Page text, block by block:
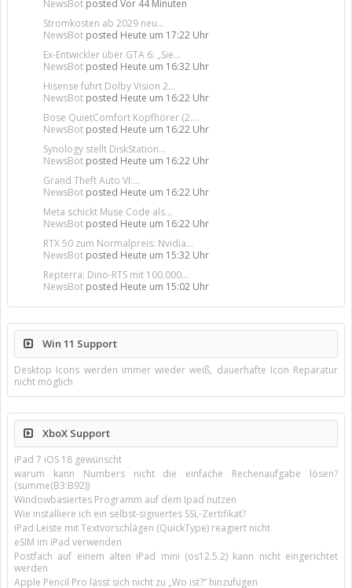
NewsBot posted Vor 44 Minuten
Stromkosten ab 2029 neu...
NewsBot posted Heute um 17:22 Uhr
Ex-Entwickler über GTA 6: „Sie...
NewsBot posted Heute um 16:32 Uhr
Hisense führt Dolby Vision 2...
NewsBot posted Heute um 16:22 Uhr
Bose QuietComfort Kopfhörer (2....
NewsBot posted Heute um 16:22 Uhr
Synology stellt DiskStation...
NewsBot posted Heute um 16:22 Uhr
Grand Theft Auto VI:...
NewsBot posted Heute um 16:22 Uhr
Meta schickt Muse Code als...
NewsBot posted Heute um 16:22 Uhr
RTX 50 zum Normalpreis: Nvidia...
NewsBot posted Heute um 15:32 Uhr
Repterra: Dino-RTS mit 100.000...
NewsBot posted Heute um 15:02 Uhr
Win 11 Support
Desktop Icons werden immer wieder weiß, dauerhafte Icon Reparatur
nicht möglich
XboX Support
iPad 7 iOS 18 gewünscht
warum kann Numbers nicht die einfache Rechenaufgabe lösen?
(summe(B3:B92))
Windowbasiertes Programm auf dem Ipad nutzen
Wie installiere ich ein selbst-signiertes SSL-Zertifikat?
iPad Leiste mit Textvorschlägen (QuickType) reagiert nicht
eSIM im iPad verwenden
Postfach auf einem alten iPad mini (os12.5.2) kann nicht eingerichtet
werden
Apple Pencil Pro lässt sich nicht zu „Wo ist?“ hinzufügen